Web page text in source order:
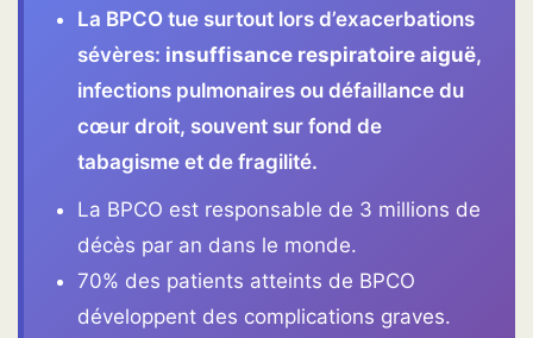
La BPCO tue surtout lors d’exacerbations
sévères: insuffisance respiratoire aiguë,
infections pulmonaires ou défaillance du
cœur droit, souvent sur fond de
tabagisme et de fragilité.
La BPCO est responsable de 3 millions de
décès par an dans le monde.
70% des patients atteints de BPCO
développent des complications graves.